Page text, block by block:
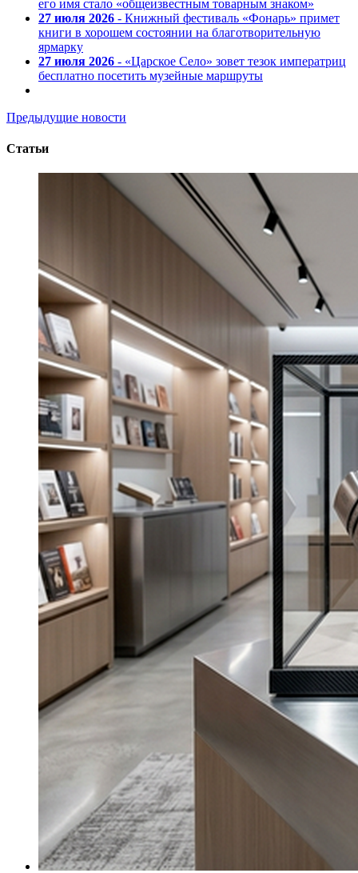
его имя стало «общеизвестным товарным знаком»
27 июля 2026 - Книжный фестиваль «Фонарь» примет
книги в хорошем состоянии на благотворительную
ярмарку
27 июля 2026 - «Царское Село» зовет тезок императриц
бесплатно посетить музейные маршруты
Предыдущие новости
Статьи